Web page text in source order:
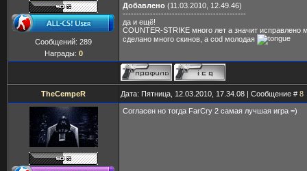
Сообщений: 289
Награды: 0
Добавлено (11.03.2010, 12.49.46)
---------------------------------------------
да и ещё!
COUNTER-STRIKE много лет а значит исправлено
сделано много скинов, а cod молодая
TheCempeR Дата: Пятница, 12.03.2010, 17.34.08 | Сообщение # 8
Согласен но тогда FarCry 2 самая лучшая игра =)